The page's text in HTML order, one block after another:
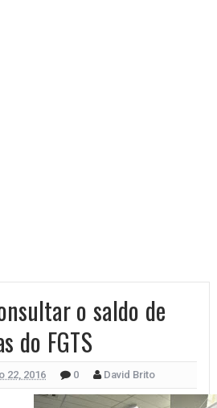
o saldo de
do FGTS
22, 2016 0 David Brito